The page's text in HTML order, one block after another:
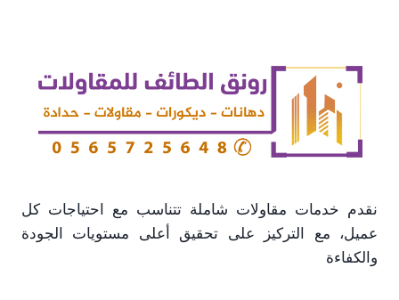
نقدم خدمات مقاولات شاملة تتناسب مع احتياجات كل
عميل، مع التركيز على تحقيق أعلى مستويات الجودة
والكفاءة